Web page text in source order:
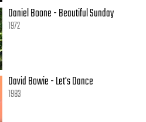
Daniel Boone - Beautiful Sunday
1972
David Bowie - Let's Dance
1983